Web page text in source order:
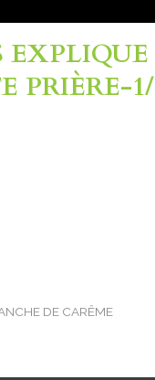
PRIÈRE-
DE CARÊME